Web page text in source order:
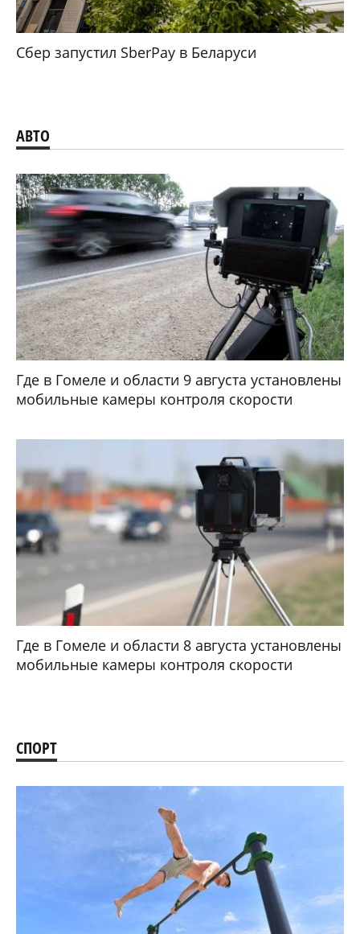
Сбер запустил SberPay в Беларуси
АВТО
Где в Гомеле и области 9 августа установлены
мобильные камеры контроля скорости
Где в Гомеле и области 8 августа установлены
мобильные камеры контроля скорости
СПОРТ